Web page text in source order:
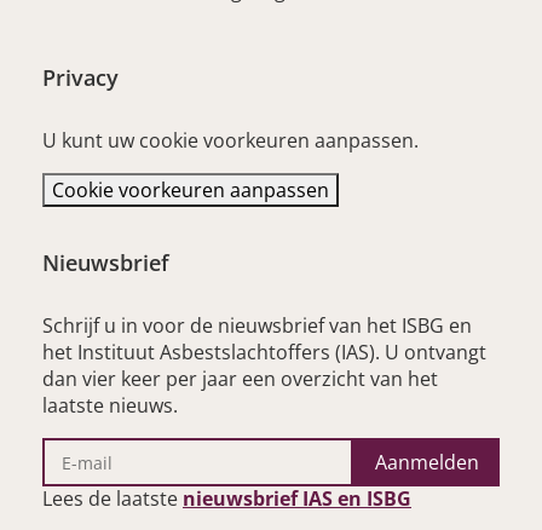
Privacy
U kunt uw cookie voorkeuren aanpassen.
Cookie voorkeuren aanpassen
Nieuwsbrief
Schrijf u in voor de nieuwsbrief van het ISBG en
het Instituut Asbestslachtoffers (IAS). U ontvangt
dan vier keer per jaar een overzicht van het
laatste nieuws.
Aanmelden
Lees de laatste nieuwsbrief IAS en ISBG